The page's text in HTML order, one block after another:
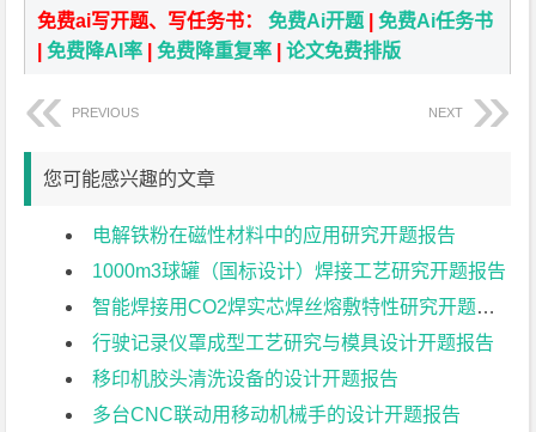
免费ai写开题、写任务书：免费Ai开题 |免费Ai任务书
|免费降AI率 |免费降重复率 |论文免费排版
PREVIOUS NEXT
您可能感兴趣的文章
电解铁粉在磁性材料中的应用研究开题报告
1000m3球罐（国标设计）焊接工艺研究开题报告
智能焊接用CO2焊实芯焊丝熔敷特性研究开题报告
行驶记录仪罩成型工艺研究与模具设计开题报告
移印机胶头清洗设备的设计开题报告
多台CNC联动用移动机械手的设计开题报告